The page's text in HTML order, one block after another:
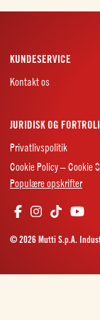
KUNDESERVICE
Kontakt os
JURIDISK OG
Privatlivspolitik
Cookie Policy – Cookie
Populære opskrifter
© 2026 Mutti S.p.A.